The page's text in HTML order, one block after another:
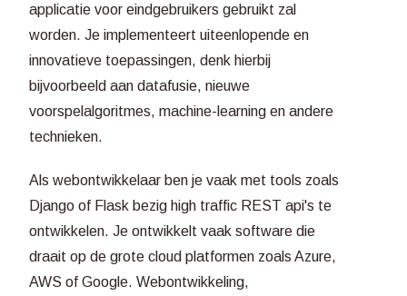
applicatie voor eindgebruikers gebruikt zal
worden. Je implementeert uiteenlopende en
innovatieve toepassingen, denk hierbij
bijvoorbeeld aan datafusie, nieuwe
voorspelalgoritmes, machine-learning en andere
technieken.
Als webontwikkelaar ben je vaak met tools zoals
Django of Flask bezig high traffic REST api's te
ontwikkelen. Je ontwikkelt vaak software die
draait op de grote cloud platformen zoals Azure,
AWS of Google. Webontwikkeling,